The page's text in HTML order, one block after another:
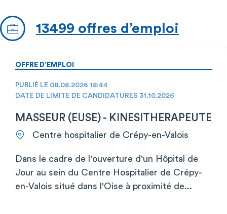
13499 offres d’emploi
OFFRE D’EMPLOI
PUBLIÉ LE 08.08.2026 18:44
DATE DE LIMITE DE CANDIDATURES 31.10.2026
MASSEUR (EUSE) - KINESITHERAPEUTE
Centre hospitalier de Crépy-en-Valois
Dans le cadre de l'ouverture d'un Hôpital de
Jour au sein du Centre Hospitalier de Crépy-
en-Valois situé dans l'Oise à proximité de...